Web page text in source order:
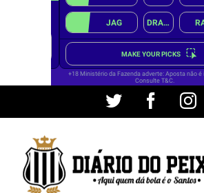
conteúdo
Twitter